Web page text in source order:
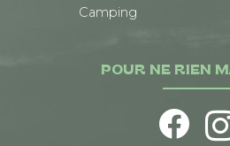
Camping
POUR NE RIEN